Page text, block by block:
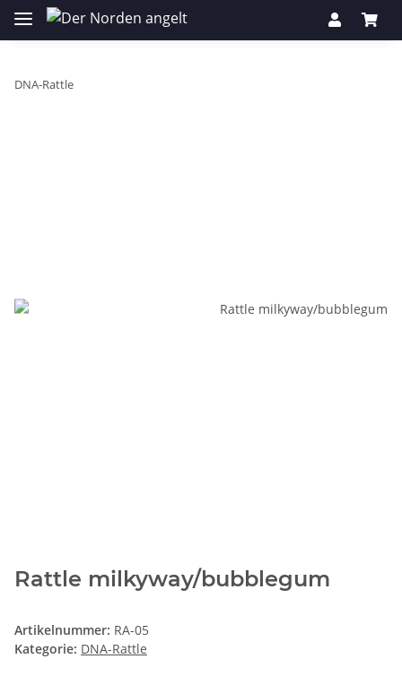
DNA-Rattle
Rattle milkyway/bubblegum
Artikelnummer: RA-05
Kategorie: DNA-Rattle